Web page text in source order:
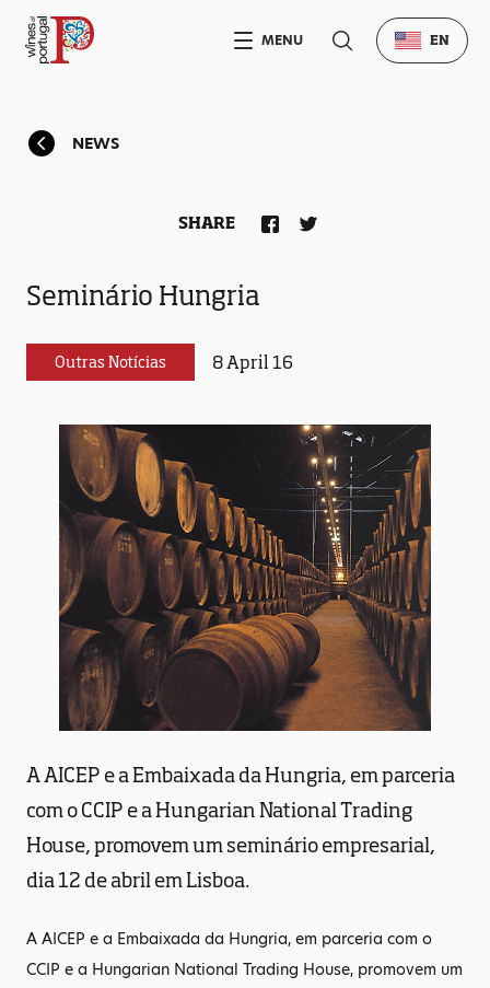
NEWS
Seminário Hungria
Outras Notícias 8 April 16
SHARE
A AICEP e a Embaixada da Hungria, em parceria
com o CCIP e a Hungarian National Trading
House, promovem um seminário empresarial,
dia 12 de abril em Lisboa.
A AICEP e a Embaixada da Hungria, em parceria com o
CCIP e a Hungarian National Trading House, promovem um
MENU EN